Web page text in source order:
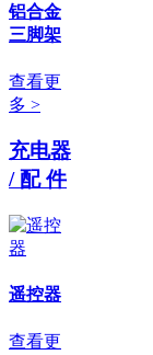
铝合金
三脚架
查看更
多 >
充电器
/ 配 件
遥控器
查看更